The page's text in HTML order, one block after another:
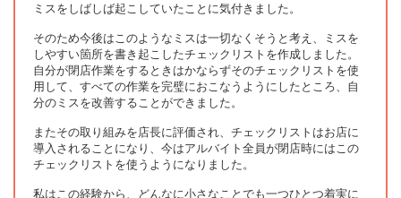
ミスをしばしば起こしていたことに気付きました。
そのため今後はこのようなミスは一切なくそうと考え、ミスを
しやすい箇所を書き起こしたチェックリストを作成しました。
自分が閉店作業をするときはかならずそのチェックリストを使
用して、すべての作業を完璧におこなうようにしたところ、自
分のミスを改善することができました。
またその取り組みを店長に評価され、チェックリストはお店に
導入されることになり、今はアルバイト全員が閉店時にはこの
チェックリストを使うようになりました。
私はこの経験から、どんなに小さなことでも一つひとつ着実に